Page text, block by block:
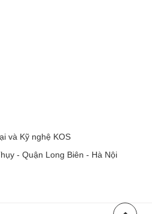
và Kỹ nghệ KOS
- Quận Long Biên - Hà Nội